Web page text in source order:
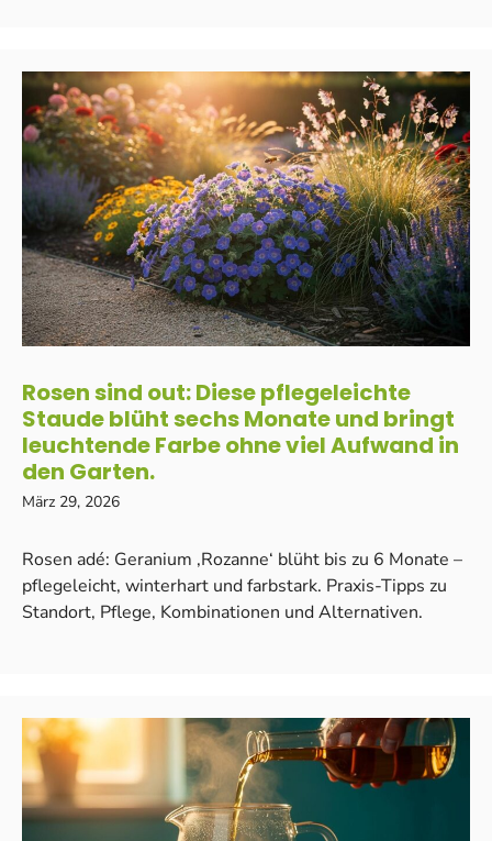
Rosen sind out: Diese pflegeleichte
Staude blüht sechs Monate und bringt
leuchtende Farbe ohne viel Aufwand in
den Garten.
März 29, 2026
Rosen adé: Geranium ‚Rozanne‘ blüht bis zu 6 Monate –
pflegeleicht, winterhart und farbstark. Praxis-Tipps zu
Standort, Pflege, Kombinationen und Alternativen.